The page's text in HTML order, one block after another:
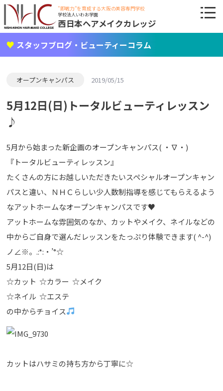
"即戦力"を育成する大阪の美容専門学校
学校法人いわお学園
西日本ヘアメイクカレッジ
スタッフブログ・ビューティーコラム
オープンキャンパス 2019/05/15
5月12日(日)トータルビューティレッスン
♪
5月から始まった新企画のオープンキャンパス( ・∇・)
『トータルビューティレッスン』
たくさんの方にお越しいただきたいスペシャルオープンキャン
パスと違い、ＮＨＣらしい少人数制指導を感じてもらえるよう
なアットホームなオープンキャンパスです♥
アットホームな雰囲気のなか、カットやメイク、ネイルなどの
中からご自身で選んだレッスンをたっぷり体験できます( ^-^)
ノ∠※。.:*:・’°☆
5月12日(日)は
☆カット ☆カラー ☆メイク
☆ネイル ☆エステ
の中からチョイス
カットはハサミの持ち方から丁寧に☆